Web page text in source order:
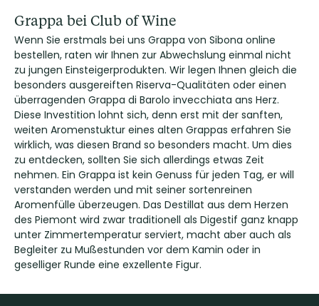
Grappa bei Club of Wine
Wenn Sie erstmals bei uns Grappa von Sibona online
bestellen, raten wir Ihnen zur Abwechslung einmal nicht
zu jungen Einsteigerprodukten. Wir legen Ihnen gleich die
besonders ausgereiften Riserva-Qualitäten oder einen
überragenden Grappa di Barolo invecchiata ans Herz.
Diese Investition lohnt sich, denn erst mit der sanften,
weiten Aromenstuktur eines alten Grappas erfahren Sie
wirklich, was diesen Brand so besonders macht. Um dies
zu entdecken, sollten Sie sich allerdings etwas Zeit
nehmen. Ein Grappa ist kein Genuss für jeden Tag, er will
verstanden werden und mit seiner sortenreinen
Aromenfülle überzeugen. Das Destillat aus dem Herzen
des Piemont wird zwar traditionell als Digestif ganz knapp
unter Zimmertemperatur serviert, macht aber auch als
Begleiter zu Mußestunden vor dem Kamin oder in
geselliger Runde eine exzellente Figur.